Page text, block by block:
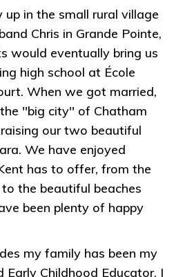
in the small rural village
Chris in Grande Pointe,
would eventually bring us
high school at École
When we got married,
''big city'' of Chatham
our two beautiful
We have enjoyed
has to offer, from the
the beautiful beaches
been plenty of happy
my family has been my
Early Childhood Educator. I